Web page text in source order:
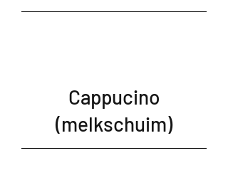
Cappucino
(melkschuim)